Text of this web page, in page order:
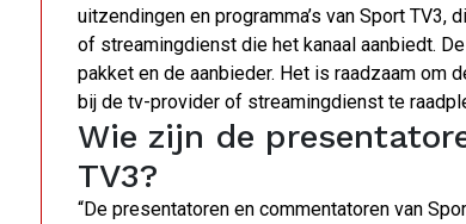
uitzendingen en programma’s van Sport
of streamingdienst die het kanaal aanbiedt.
pakket en de aanbieder. Het is raadzaam om
bij de tv-provider of streamingdienst te
Wie zijn de
TV3?
“De presentatoren en commentatoren van